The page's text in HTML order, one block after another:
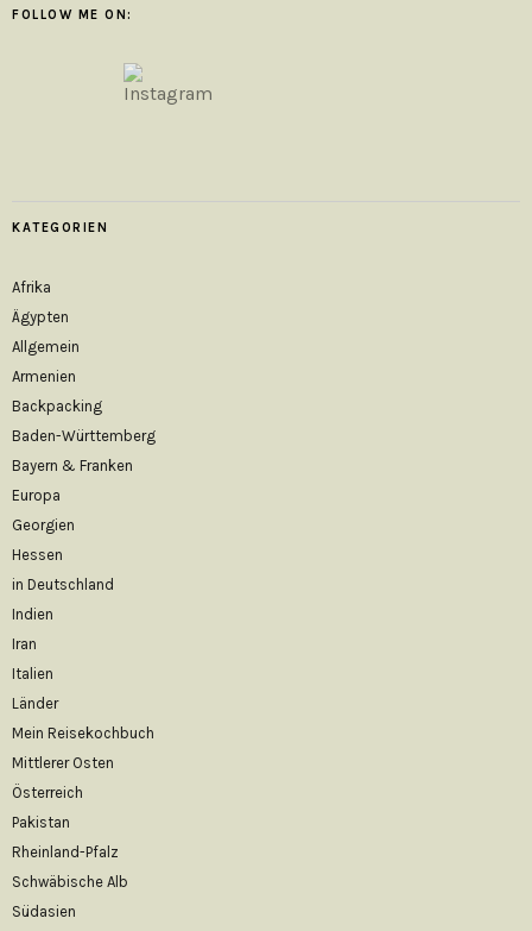
FOLLOW ME ON:
KATEGORIEN
Afrika
Ägypten
Allgemein
Armenien
Backpacking
Baden-Württemberg
Bayern & Franken
Europa
Georgien
Hessen
in Deutschland
Indien
Iran
Italien
Länder
Mein Reisekochbuch
Mittlerer Osten
Österreich
Pakistan
Rheinland-Pfalz
Schwäbische Alb
Südasien